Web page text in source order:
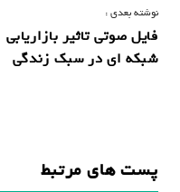
ر
ا
نوشته بعدی :
فایل صوتی تاثیر بازاریابی
شبکه ای در سبک زندگی
پست های مرتبط